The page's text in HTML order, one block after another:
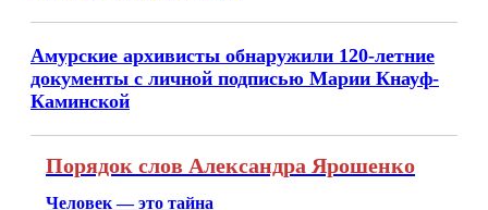
Амурские архивисты обнаружили 120-летние
документы с личной подписью Марии Кнауф-
Каминской
Порядок слов Александра Ярошенко
Человек — это тайна